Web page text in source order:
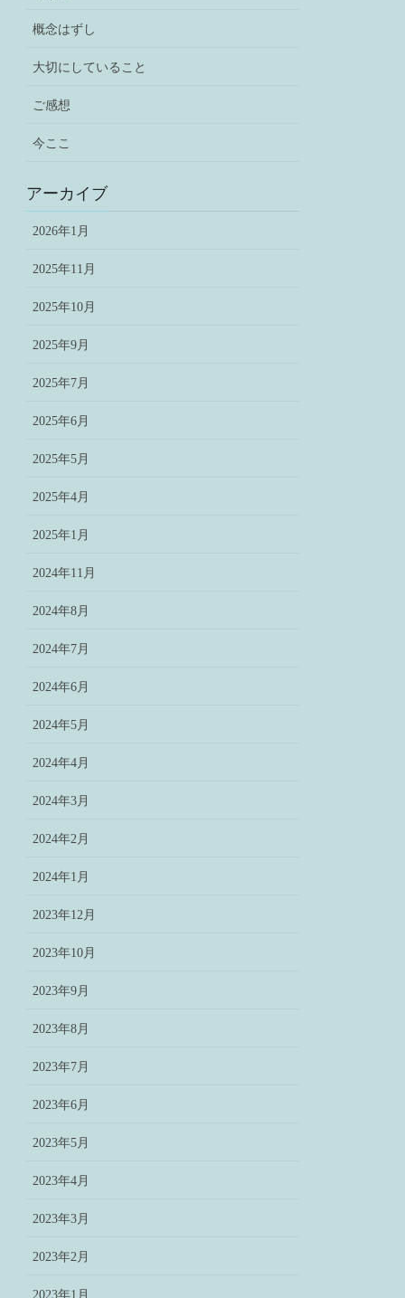
概念はずし
大切にしていること
ご感想
今ここ
アーカイブ
2026年1月
2025年11月
2025年10月
2025年9月
2025年7月
2025年6月
2025年5月
2025年4月
2025年1月
2024年11月
2024年8月
2024年7月
2024年6月
2024年5月
2024年4月
2024年3月
2024年2月
2024年1月
2023年12月
2023年10月
2023年9月
2023年8月
2023年7月
2023年6月
2023年5月
2023年4月
2023年3月
2023年2月
2023年1月